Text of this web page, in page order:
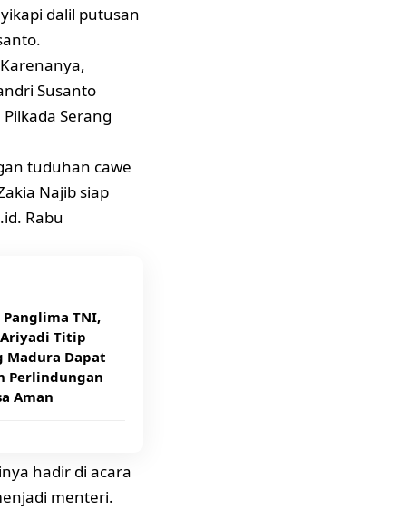
dalil putusan
Susanto
Serang
tuduhan cawe
Najib siap
Rabu
Panglima TNI,
Titip
Madura Dapat
Perlindungan
Aman
hadir di acara
menteri.